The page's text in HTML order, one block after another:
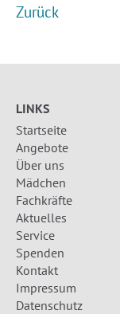
Zurück
LINKS
Startseite
Angebote
Über uns
Mädchen
Fachkräfte
Aktuelles
Service
Spenden
Kontakt
Impressum
Datenschutz